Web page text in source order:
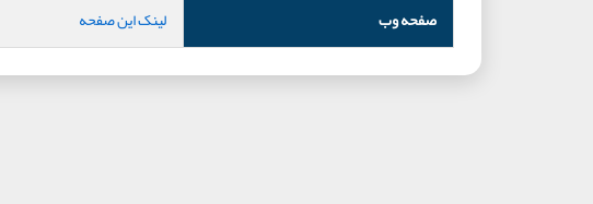
صفحه وب
لینک این صفحه